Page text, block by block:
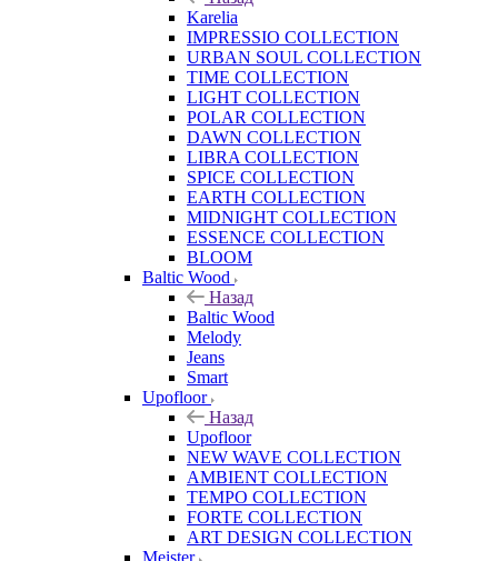
Karelia
IMPRESSIO COLLECTION
URBAN SOUL COLLECTION
TIME COLLECTION
LIGHT COLLECTION
POLAR COLLECTION
DAWN COLLECTION
LIBRA COLLECTION
SPICE COLLECTION
EARTH COLLECTION
MIDNIGHT COLLECTION
ESSENCE COLLECTION
BLOOM
Baltic Wood
Назад
Baltic Wood
Melody
Jeans
Smart
Upofloor
Назад
Upofloor
NEW WAVE COLLECTION
AMBIENT COLLECTION
TEMPO COLLECTION
FORTE COLLECTION
ART DESIGN COLLECTION
Meister